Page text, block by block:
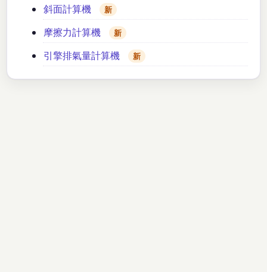
斜面計算機 新
摩擦力計算機 新
引擎排氣量計算機 新